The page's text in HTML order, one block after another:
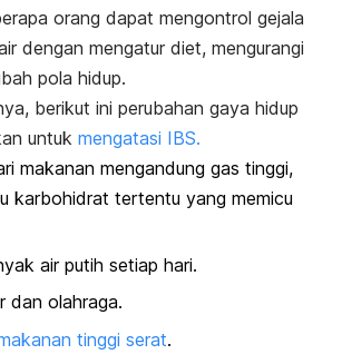
orang dapat mengontrol gejala
dengan mengatur diet, mengurangi
pola hidup.
berikut ini perubahan gaya hidup
untuk mengatasi IBS.
makanan mengandung gas tinggi,
karbohidrat tertentu yang memicu
air putih setiap hari.
dan olahraga.
tinggi serat.